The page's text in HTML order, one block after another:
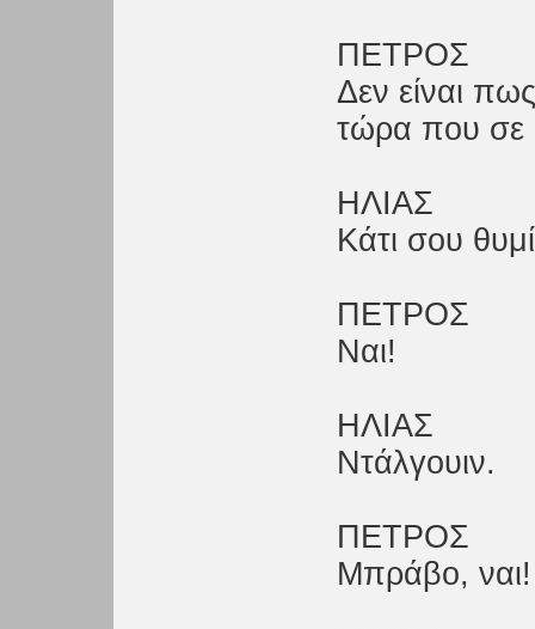
ΠΕΤΡΟΣ
Δεν είναι
τώρα που σε
ΗΛΙΑΣ
Κάτι σου
ΠΕΤΡΟΣ
Ναι!
ΗΛΙΑΣ
Ντάλγουιν.
ΠΕΤΡΟΣ
Μπράβο, ναι!